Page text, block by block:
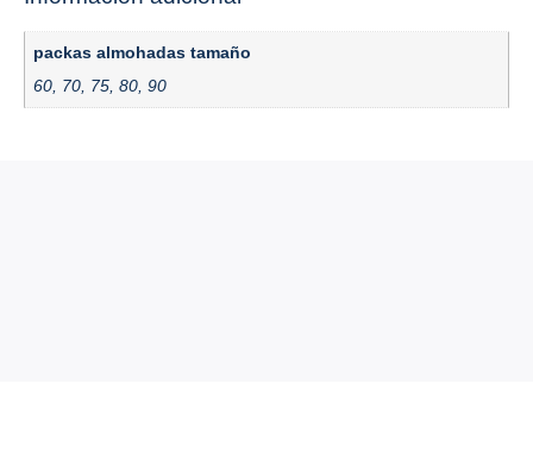
packas almohadas tamaño
60, 70, 75, 80, 90